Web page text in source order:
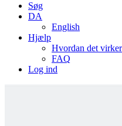
Søg
DA
English
Hjælp
Hvordan det virker
FAQ
Log ind